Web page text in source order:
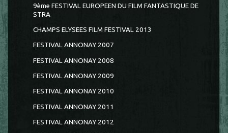
9ème FESTIVAL EUROPEEN DU FILM FANTASTIQUE DE
STRA
CHAMPS ELYSEES FILM FESTIVAL 2013
FESTIVAL ANNONAY 2007
FESTIVAL ANNONAY 2008
FESTIVAL ANNONAY 2009
FESTIVAL ANNONAY 2010
FESTIVAL ANNONAY 2011
FESTIVAL ANNONAY 2012